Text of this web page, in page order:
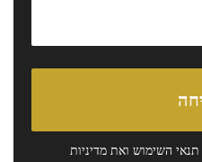
תנאי השימוש ואת מדיניות